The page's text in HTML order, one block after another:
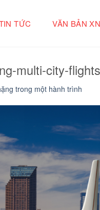
TỨC VĂN BẢN
multi-city-flights_
trong một hành trình